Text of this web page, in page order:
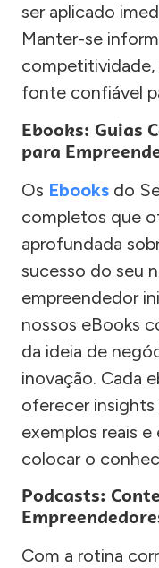
ser aplicado
Manter-se
competitividade,
fonte confiável
Ebooks: Guias
para
Os Ebooks do
completos que
aprofundada
sucesso do seu
empreendedor
nossos eBooks
da ideia de
inovação. Cada
oferecer insights
exemplos reais
colocar o
Podcasts:
Com a rotina